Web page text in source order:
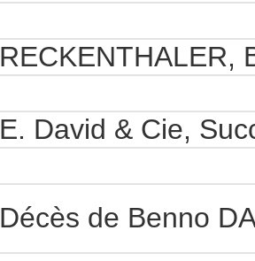
RECKENTHALER,
E. David & Cie,
Décès de Benno